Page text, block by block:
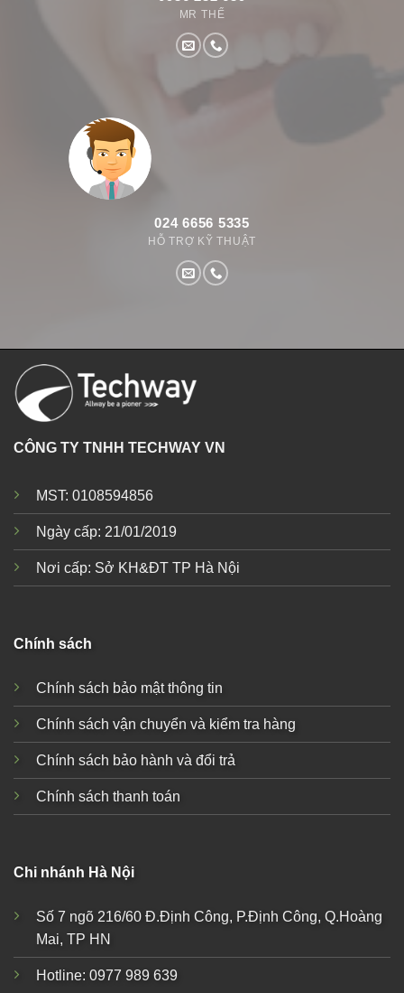
MR THẾ
024 6656 5335
HỖ TRỢ KỸ THUẬT
CÔNG TY TNHH TECHWAY VN
MST: 0108594856
Ngày cấp: 21/01/2019
Nơi cấp: Sở KH&ĐT TP Hà Nội
Chính sách
Chính sách bảo mật thông tin
Chính sách vận chuyển và kiểm tra hàng
Chính sách bảo hành và đổi trả
Chính sách thanh toán
Chi nhánh Hà Nội
Số 7 ngõ 216/60 Đ.Định Công, P.Định Công, Q.Hoàng
Mai, TP HN
Hotline: 0977 989 639